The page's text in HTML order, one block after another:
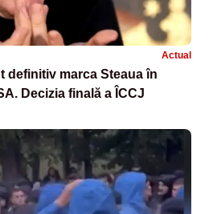
Actual
definitiv marca Steaua în
Decizia finală a ÎCCJ